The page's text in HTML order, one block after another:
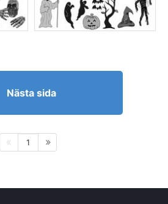
Nästa sida
1